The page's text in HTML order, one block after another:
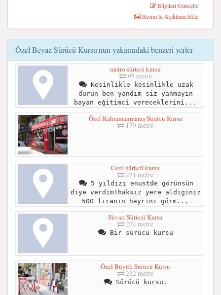
Bilgileri Güncelle
Resim & Açıklama Ekle
Özel Beyaz Sürücü Kursu'nun yakınındaki benzeri yerler
metro sürücü kursu
95 metre
Kesinlikle kesinlikle uzak
durun ben yandım siz yanmayın
bayan eğitimci vereceklerini...
Özel Kahramanmaraş Sürücü Kursu
179 metre
Cerit sürücü kursu
231 metre
5 yıldızı enustde görünsün
diye verdim!haksız yere aldiginiz
500 liranin hayrını görm...
Süvari Sürücü Kursu
274 metre
Bir sürücü kursu
Özel Büyük Sürücü Kursu
282 metre
Sürücü kursu.